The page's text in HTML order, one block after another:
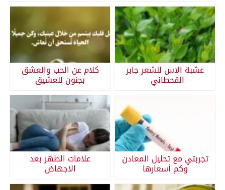
عشبة الاس للشعر جابر
القحطاني
كلام عن الحب والعشق
بجنون للعشيق
تجربتي مع تحليل المعادن
وكم أسعارها
علامات الطهر بعد
الاجهاض